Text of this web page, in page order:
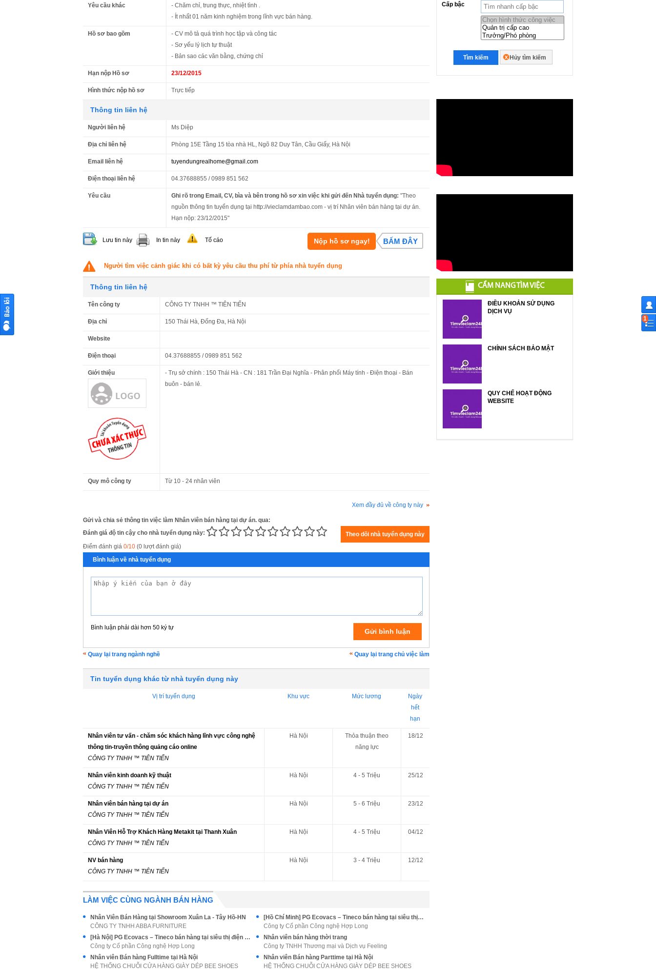
Yêu cầu khác
- Chăm chỉ, trung thực, nhiệt tình .
- Ít nhất 01 năm kinh nghiệm trong lĩnh vực bán hàng.
Hồ sơ bao gồm
- CV mô tả quá trình học tập và công tác
- Sơ yếu lý lịch tự thuật
- Bản sao các văn bằng, chứng chỉ
Hạn nộp Hồ sơ 23/12/2015
Hình thức nộp hồ sơ Trực tiếp
Thông tin liên hệ
Người liên hệ Ms Diệp
Địa chỉ liên hệ Phòng 15E Tầng 15 tòa nhà HL, Ngõ 82 Duy Tân, Cầu Giấy, Hà Nội
Email liên hệ tuyendungrealhome@gmail.com
Điện thoại liên hệ 04.37688855 / 0989 851 562
Yêu cầu Ghi rõ trong Email, CV, bìa và bên trong hồ sơ xin việc khi gửi đến Nhà tuyển dụng: "Theo
nguồn thông tin tuyển dụng tại http://vieclamdambao.com - vị trí Nhân viên bán hàng tại dự án.
Hạn nộp: 23/12/2015"
Lưu tin này In tin này Tố cáo Nộp hồ sơ ngay! BẤM ĐÂY
Người tìm việc cảnh giác khi có bất kỳ yêu cầu thu phí từ phía nhà tuyển dụng
Thông tin liên hệ
Tên công ty CÔNG TY TNHH ™ TIÊN TIẾN
Địa chỉ 150 Thái Hà, Đống Đa, Hà Nội
Website
Điện thoại 04.37688855 / 0989 851 562
Giới thiệu
- Trụ sở chính : 150 Thái Hà - CN : 181 Trần Đại Nghĩa - Phân phối Máy tính - Điện thoại - Bán
buôn - bán lẻ.
Quy mô công ty Từ 10 - 24 nhân viên
Xem đầy đủ về công ty này
Gửi và chia sẻ thông tin việc làm Nhân viên bán hàng tại dự án. qua:
Đánh giá độ tin cậy cho nhà tuyển dụng này:
Điểm đánh giá 0/10 (0 lượt đánh giá)
Bình luận về nhà tuyển dụng
Bình luận phải dài hơn 50 ký tự
Quay lại trang ngành nghề Quay lại trang chủ việc làm
Tin tuyển dụng khác từ nhà tuyển dụng này
Vị trí tuyển dụng Khu vực Mức lương
Ngày
hết
hạn
Nhân viên tư vấn - chăm sóc khách hàng lĩnh vực công nghệ
thông tin-truyền thông quảng cáo online
CÔNG TY TNHH ™ TIÊN TIẾN
Hà Nội
Thỏa thuận theo
năng lực
18/12
Nhân viên kinh doanh kỹ thuật
CÔNG TY TNHH ™ TIÊN TIẾN
Hà Nội 4 - 5 Triệu 25/12
Nhân viên bán hàng tại dự án
CÔNG TY TNHH ™ TIÊN TIẾN
Hà Nội 5 - 6 Triệu 23/12
Nhân Viên Hỗ Trợ Khách Hàng Metakit tại Thanh Xuân
CÔNG TY TNHH ™ TIÊN TIẾN
Hà Nội 4 - 5 Triệu 04/12
NV bán hàng
CÔNG TY TNHH ™ TIÊN TIẾN
Hà Nội 3 - 4 Triệu 12/12
LÀM VIỆC CÙNG NGÀNH BÁN HÀNG
Nhân Viên Bán Hàng tại Showroom Xuân La - Tây Hồ-HN
CÔNG TY TNHH ABBA FURNITURE
[Hồ Chí Minh] PG Ecovacs – Tineco bán hàng tại siêu thị điện máy
Công ty Cổ phần Công nghệ Hợp Long
[Hà Nội] PG Ecovacs – Tineco bán hàng tại siêu thị điện máy
Công ty Cổ phần Công nghệ Hợp Long
Nhân viên bán hàng thời trang
Công ty TNHH Thương mại và Dịch vụ Feeling
Nhân viên Bán hàng Fulltime tại Hà Nội
HỆ THỐNG CHUỖI CỬA HÀNG GIÀY DÉP BEE SHOES
Nhân viên Bán hàng Parttime tại Hà Nội
HỆ THỐNG CHUỖI CỬA HÀNG GIÀY DÉP BEE SHOES
Cấp bậc
Tìm kiếm Hủy tìm kiếm
CẨM NANG TÌM VIỆC
ĐIỀU KHOẢN SỬ DỤNG
DỊCH VỤ
CHÍNH SÁCH BẢO MẬT
QUY CHẾ HOẠT ĐỘNG
WEBSITE
1